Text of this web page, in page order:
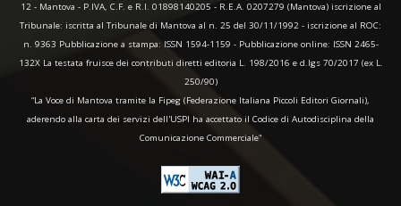
12 - Mantova - P.IVA, C.F. e R.I. 01898140205 - R.E.A. 0207279 (Mantova) iscrizione al
Tribunale: iscritta al Tribunale di Mantova al n. 25 del 30/11/1992 - iscrizione al ROC:
n. 9363 Pubblicazione a stampa: ISSN 1594-1159 - Pubblicazione online: ISSN 2465-
132X La testata fruisce dei contributi diretti editoria L. 198/2016 e d.lgs 70/2017 (ex L.
250/90)
“La Voce di Mantova tramite la Fipeg (Federazione Italiana Piccoli Editori Giornali),
aderendo alla carta dei servizi dell'USPI ha accettato il Codice di Autodisciplina della
Comunicazione Commerciale"